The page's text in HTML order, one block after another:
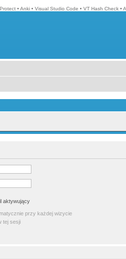
• Anki • Visual Studio Code • VT Hash Check •
aktywujący
przy każdej wizycie
tej sesji